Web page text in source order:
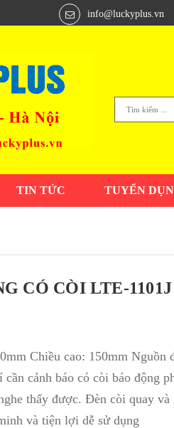
info@luckyplus.vn
TIN TỨC TUYỂN
CÓ CÒI LTE-1101J
Chiều cao: 150mm Nguồn
cảnh báo có còi báo động
thấy được. Đèn còi quay và
và tiện lợi dễ sử dụng